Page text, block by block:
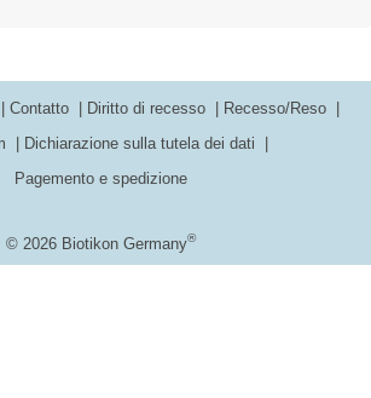
© 2026 Biotikon Germany®
Contatto Diritto di recesso
Recesso/Reso
Dichiarazione sulla tutela dei dati
Pagemento e spedizione